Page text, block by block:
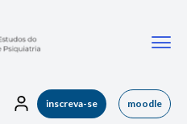
inscreva-se moodle